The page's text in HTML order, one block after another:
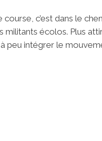
c’est dans le
militants écolos. Plus
peu intégrer le